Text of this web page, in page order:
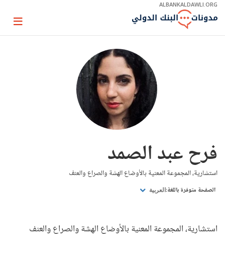
Skip
Main
ALBANKALDAWLI.ORG
Page
فرح عبد الصمد
استشارية، المجموعة المعنية بالأوضاع الهشة والصراع والعنف
الصفحة متوفرة باللغة: العربية
استشارية، المجموعة المعنية بالأوضاع الهشة والصراع والعنف